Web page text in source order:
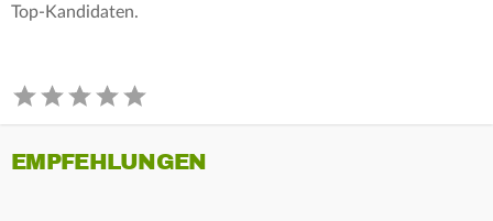
Top-Kandidaten.
EMPFEHLUNGEN